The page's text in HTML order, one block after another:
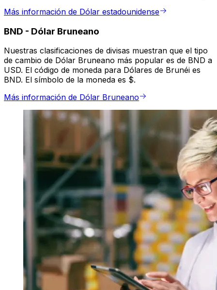
Más información de Dólar estadounidense
BND - Dólar Bruneano
Nuestras clasificaciones de divisas muestran que el tipo
de cambio de Dólar Bruneano más popular es de BND a
USD. El código de moneda para Dólares de Brunéi es
BND. El símbolo de la moneda es $.
Más información de Dólar Bruneano